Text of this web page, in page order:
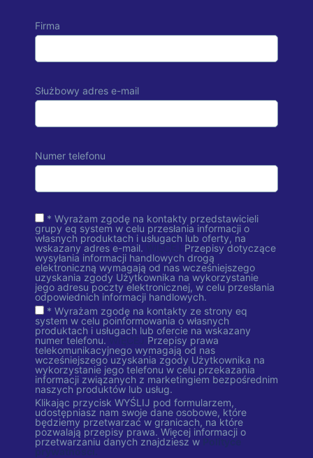
Firma
Służbowy adres e-mail
Numer telefonu
* Wyrażam zgodę na kontakty przedstawicieli
grupy eq system w celu przesłania informacji o
własnych produktach i usługach lub oferty, na
wskazany adres e-mail.
WIĘCEJ
Przepisy dotyczące
wysyłania informacji handlowych drogą
elektroniczną wymagają od nas wcześniejszego
uzyskania zgody Użytkownika na wykorzystanie
jego adresu poczty elektronicznej, w celu przesłania
odpowiednich informacji handlowych.
* Wyrażam zgodę na kontakty ze strony eq
system w celu poinformowania o własnych
produktach i usługach lub ofercie na wskazany
numer telefonu.
WIĘCEJ
Przepisy prawa
telekomunikacyjnego wymagają od nas
wcześniejszego uzyskania zgody Użytkownika na
wykorzystanie jego telefonu w celu przekazania
informacji związanych z marketingiem bezpośrednim
naszych produktów lub usług.
Klikając przycisk WYŚLIJ pod formularzem,
udostępniasz nam swoje dane osobowe, które
będziemy przetwarzać w granicach, na które
pozwalają przepisy prawa. Więcej informacji o
przetwarzaniu danych znajdziesz w
Polityce
prywatności.